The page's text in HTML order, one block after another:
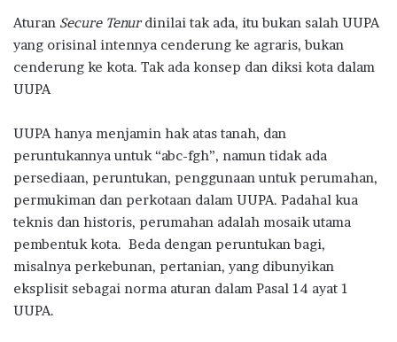
Aturan Secure Tenurdinilai tak ada, itu bukan salah UUPA
yang orisinal intennya cenderung ke agraris, bukan
cenderung ke kota. Tak ada konsep dan diksi kota dalam
UUPA
UUPA hanya menjamin hak atas tanah, dan
peruntukannya untuk “abc-fgh”, namun tidak ada
persediaan, peruntukan, penggunaan untuk perumahan,
permukiman dan perkotaan dalam UUPA. Padahal kua
teknis dan historis, perumahan adalah mosaik utama
pembentuk kota. Beda dengan peruntukan bagi,
misalnya perkebunan, pertanian, yang dibunyikan
eksplisit sebagai norma aturan dalam Pasal 14 ayat 1
UUPA.